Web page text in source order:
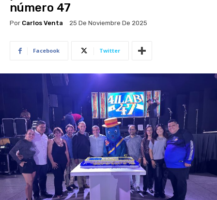
número 47
Por Carlos Venta 25 De Noviembre De 2025
Facebook Twitter